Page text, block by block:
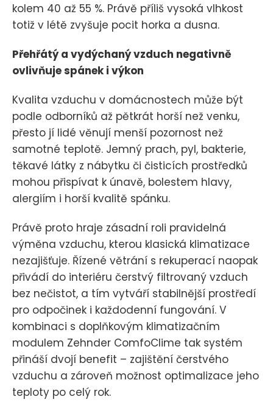
kolem 40 až 55 %. Právě příliš vysoká vlhkost
totiž v létě zvyšuje pocit horka a dusna.
Přehřátý a vydýchaný vzduch negativně
ovlivňuje spánek i výkon
Kvalita vzduchu v domácnostech může být
podle odborníků až pětkrát horší než venku,
přesto jí lidé věnují menší pozornost než
samotné teplotě. Jemný prach, pyl, bakterie,
těkavé látky z nábytku či čisticích prostředků
mohou přispívat k únavě, bolestem hlavy,
alergiím i horší kvalitě spánku.
Právě proto hraje zásadní roli pravidelná
výměna vzduchu, kterou klasická klimatizace
nezajišťuje. Řízené větrání s rekuperací naopak
přivádí do interiéru čerstvý filtrovaný vzduch
bez nečistot, a tím vytváří stabilnější prostředí
pro odpočinek i každodenní fungování. V
kombinaci s doplňkovým klimatizačním
modulem Zehnder ComfoClime tak systém
přináší dvojí benefit – zajištění čerstvého
vzduchu a zároveň možnost optimalizace jeho
teploty po celý rok.